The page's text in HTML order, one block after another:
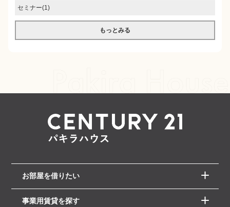
セミナー(1)
もっとみる
お部屋を借りたい
事業用賃貸を探す